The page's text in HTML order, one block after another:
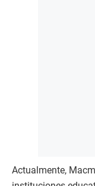
Actualmente,